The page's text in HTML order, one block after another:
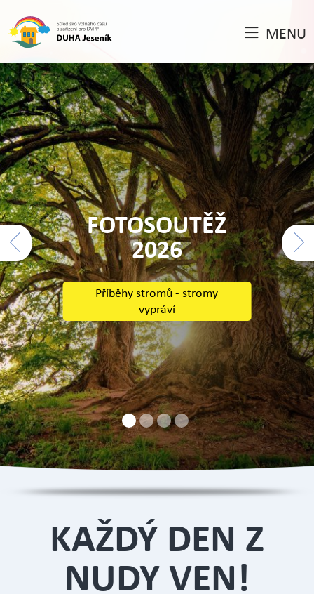
MENU
FOTOSOUTĚŽ
2026
Příběhy stromů - stromy
vypráví
Více informací
příspěvek Města Jeseník
Correnty na letní tábory
Více informací
KAŽDÝ DEN Z
NUDY VEN!